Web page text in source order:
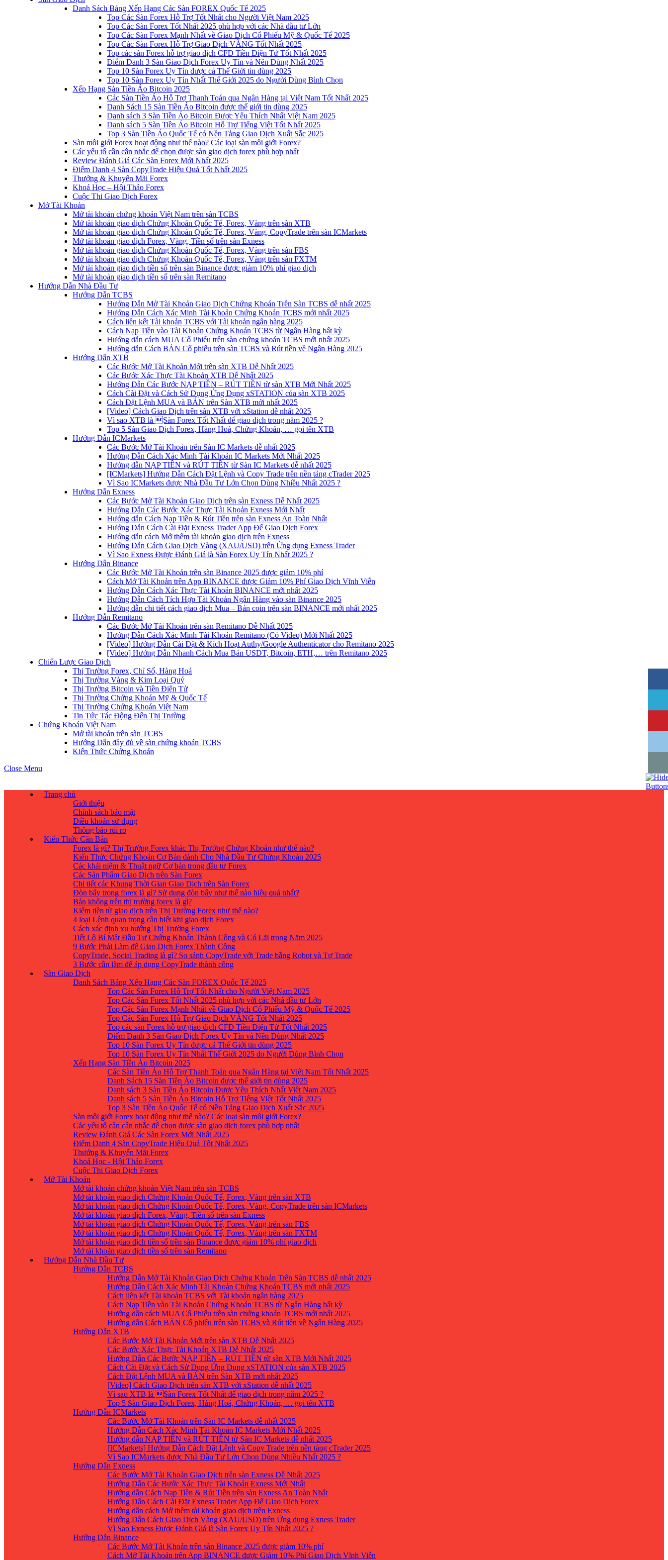
Danh Sách Bảng Xếp Hạng Các Sàn FOREX Quốc Tế 2025
Top Các Sàn Forex Hỗ Trợ Tốt Nhất cho Người Việt Nam 2025
Top Các Sàn Forex Tốt Nhất 2025 phù hợp với các Nhà đầu tư Lớn
Top Các Sàn Forex Mạnh Nhất về Giao Dịch Cổ Phiếu Mỹ & Quốc Tế 2025
Top Các Sàn Forex Hỗ Trợ Giao Dịch VÀNG Tốt Nhất 2025
Top các sàn Forex hỗ trợ giao dịch CFD Tiền Điện Tử Tốt Nhất 2025
Điểm Danh 3 Sàn Giao Dịch Forex Uy Tín và Nên Dùng Nhất 2025
Top 10 Sàn Forex Uy Tín được cả Thế Giới tin dùng 2025
Top 10 Sàn Forex Uy Tín Nhất Thế Giới 2025 do Người Dùng Bình Chọn
Xếp Hạng Sàn Tiền Ảo Bitcoin 2025
Các Sàn Tiền Ảo Hỗ Trợ Thanh Toán qua Ngân Hàng tại Việt Nam Tốt Nhất 2025
Danh Sách 15 Sàn Tiền Ảo Bitcoin được thế giới tin dùng 2025
Danh sách 3 Sàn Tiền Ảo Bitcoin Được Yêu Thích Nhất Việt Nam 2025
Danh sách 5 Sàn Tiền Ảo Bitcoin Hỗ Trợ Tiếng Việt Tốt Nhất 2025
Top 3 Sàn Tiền Ảo Quốc Tế có Nền Tảng Giao Dịch Xuất Sắc 2025
Sàn môi giới Forex hoạt động như thế nào? Các loại sàn môi giới Forex?
Các yếu tố cần cân nhắc để chọn được sàn giao dịch forex phù hợp nhất
Review Đánh Giá Các Sàn Forex Mới Nhất 2025
Điểm Danh 4 Sàn CopyTrade Hiệu Quả Tốt Nhất 2025
Thưởng & Khuyến Mãi Forex
Khoá Học – Hội Thảo Forex
Cuộc Thi Giao Dịch Forex
Mở Tài Khoản
Mở tài khoản chứng khoán Việt Nam trên sàn TCBS
Mở tài khoản giao dịch Chứng Khoán Quốc Tế, Forex, Vàng trên sàn XTB
Mở tài khoản giao dịch Chứng Khoán Quốc Tế, Forex, Vàng, CopyTrade trên sàn ICMarkets
Mở tài khoản giao dịch Forex, Vàng, Tiền số trên sàn Exness
Mở tài khoản giao dịch Chứng Khoán Quốc Tế, Forex, Vàng trên sàn FBS
Mở tài khoản giao dịch Chứng Khoán Quốc Tế, Forex, Vàng trên sàn FXTM
Mở tài khoản giao dịch tiền số trên sàn Binance được giảm 10% phí giao dịch
Mở tài khoản giao dịch tiền số trên sàn Remitano
Hướng Dẫn Nhà Đầu Tư
Hướng Dẫn TCBS
Hướng Dẫn Mở Tài Khoản Giao Dịch Chứng Khoán Trên Sàn TCBS dễ nhất 2025
Hướng Dẫn Cách Xác Minh Tài Khoản Chứng Khoán TCBS mới nhất 2025
Cách liên kết Tài khoản TCBS với Tài khoản ngân hàng 2025
Cách Nạp Tiền vào Tài Khoản Chứng Khoán TCBS từ Ngân Hàng bất kỳ
Hướng dẫn cách MUA Cổ Phiếu trên sàn chứng khoán TCBS mới nhất 2025
Hướng dẫn Cách BÁN Cổ phiếu trên sàn TCBS và Rút tiền về Ngân Hàng 2025
Hướng Dẫn XTB
Các Bước Mở Tài Khoản Mới trên sàn XTB Dễ Nhất 2025
Các Bước Xác Thực Tài Khoản XTB Dễ Nhất 2025
Hướng Dẫn Các Bước NẠP TIỀN – RÚT TIỀN từ sàn XTB Mới Nhất 2025
Cách Cài Đặt và Cách Sử Dụng Ứng Dụng xSTATION của sàn XTB 2025
Cách Đặt Lệnh MUA và BÁN trên Sàn XTB mới nhất 2025
[Video] Cách Giao Dịch trên sàn XTB với xStation dễ nhất 2025
Vì sao XTB là Sàn Forex Tốt Nhất để giao dịch trong năm 2025 ?
Top 5 Sàn Giao Dịch Forex, Hàng Hoá, Chứng Khoán, … gọi tên XTB
Hướng Dẫn ICMarkets
Các Bước Mở Tài Khoản trên Sàn IC Markets dễ nhất 2025
Hướng Dẫn Cách Xác Minh Tài Khoản IC Markets Mới Nhất 2025
Hướng dẫn NẠP TIỀN và RÚT TIỀN từ Sàn IC Markets dễ nhất 2025
[ICMarkets] Hướng Dẫn Cách Đặt Lệnh và Copy Trade trên nền tảng cTrader 2025
Vì Sao ICMarkets được Nhà Đầu Tư Lớn Chọn Dùng Nhiều Nhất 2025 ?
Hướng Dẫn Exness
Các Bước Mở Tài Khoản Giao Dịch trên sàn Exness Dễ Nhất 2025
Hướng Dẫn Các Bước Xác Thực Tài Khoản Exness Mới Nhất
Hướng dẫn Cách Nạp Tiền & Rút Tiền trên sàn Exness An Toàn Nhất
Hướng Dẫn Cách Cài Đặt Exness Trader App Để Giao Dịch Forex
Hướng dẫn cách Mở thêm tài khoản giao dịch trên Exness
Hướng Dẫn Cách Giao Dịch Vàng (XAU/USD) trên Ứng dụng Exness Trader
Vì Sao Exness Được Đánh Giá là Sàn Forex Uy Tín Nhất 2025 ?
Hướng Dẫn Binance
Các Bước Mở Tài Khoản trên sàn Binance 2025 được giảm 10% phí
Cách Mở Tài Khoản trên App BINANCE được Giảm 10% Phí Giao Dịch Vĩnh Viễn
Hướng Dẫn Cách Xác Thực Tài Khoản BINANCE mới nhất 2025
Hướng Dẫn Cách Tích Hợp Tài Khoản Ngân Hàng vào sàn Binance 2025
Hướng dẫn chi tiết cách giao dịch Mua – Bán coin trên sàn BINANCE mới nhất 2025
Hướng Dẫn Remitano
Các Bước Mở Tài Khoản trên sàn Remitano Dễ Nhất 2025
Hướng Dẫn Cách Xác Minh Tài Khoản Remitano (Có Video) Mới Nhất 2025
[Video] Hướng Dẫn Cài Đặt & Kích Hoạt Authy/Google Authenticator cho Remitano 2025
[Video] Hướng Dẫn Nhanh Cách Mua Bán USDT, Bitcoin, ETH,… trên Remitano 2025
Chiến Lược Giao Dịch
Thị Trường Forex, Chỉ Số, Hàng Hoá
Thị Trường Vàng & Kim Loại Quý
Thị Trường Bitcoin và Tiền Điện Tử
Thị Trường Chứng Khoán Mỹ & Quốc Tế
Thị Trường Chứng Khoán Việt Nam
Tin Tức Tác Động Đến Thị Trường
Chứng Khoán Việt Nam
Mở tài khoản trên sàn TCBS
Hướng Dẫn đầy đủ về sàn chứng khoán TCBS
Kiến Thức Chứng Khoán
Close Menu
Trang chủ
Giới thiệu
Chính sách bảo mật
Điều khoản sử dụng
Thông báo rủi ro
Kiến Thức Căn Bản
Forex là gì? Thị Trường Forex khác Thị Trường Chứng Khoán như thế nào?
Kiến Thức Chứng Khoán Cơ Bản dành Cho Nhà Đầu Tư Chứng Khoán 2025
Các khái niệm & Thuật ngữ Cơ bản trong đầu tư Forex
Các Sản Phẩm Giao Dịch trên Sàn Forex
Chi tiết các Khung Thời Gian Giao Dịch trên Sàn Forex
Đòn bẩy trong forex là gì? Sử dụng đòn bẩy như thế nào hiệu quả nhất?
Bán khống trên thị trường forex là gì?
Kiếm tiền từ giao dịch trên Thị Trường Forex như thế nào?
4 loại Lệnh quan trọng cần biết khi giao dịch Forex
Cách xác định xu hướng Thị Trường Forex
Tiết Lộ Bí Mật Đầu Tư Chứng Khoán Thành Công và Có Lãi trong Năm 2025
9 Bước Phải Làm để Giao Dịch Forex Thành Công
CopyTrade, Social Trading là gì? So sánh CopyTrade với Trade bằng Robot và Tự Trade
3 Bước cần làm để áp dụng CopyTrade thành công
Sàn Giao Dịch
Danh Sách Bảng Xếp Hạng Các Sàn FOREX Quốc Tế 2025
Top Các Sàn Forex Hỗ Trợ Tốt Nhất cho Người Việt Nam 2025
Top Các Sàn Forex Tốt Nhất 2025 phù hợp với các Nhà đầu tư Lớn
Top Các Sàn Forex Mạnh Nhất về Giao Dịch Cổ Phiếu Mỹ & Quốc Tế 2025
Top Các Sàn Forex Hỗ Trợ Giao Dịch VÀNG Tốt Nhất 2025
Top các sàn Forex hỗ trợ giao dịch CFD Tiền Điện Tử Tốt Nhất 2025
Điểm Danh 3 Sàn Giao Dịch Forex Uy Tín và Nên Dùng Nhất 2025
Top 10 Sàn Forex Uy Tín được cả Thế Giới tin dùng 2025
Top 10 Sàn Forex Uy Tín Nhất Thế Giới 2025 do Người Dùng Bình Chọn
Xếp Hạng Sàn Tiền Ảo Bitcoin 2025
Các Sàn Tiền Ảo Hỗ Trợ Thanh Toán qua Ngân Hàng tại Việt Nam Tốt Nhất 2025
Danh Sách 15 Sàn Tiền Ảo Bitcoin được thế giới tin dùng 2025
Danh sách 3 Sàn Tiền Ảo Bitcoin Được Yêu Thích Nhất Việt Nam 2025
Danh sách 5 Sàn Tiền Ảo Bitcoin Hỗ Trợ Tiếng Việt Tốt Nhất 2025
Top 3 Sàn Tiền Ảo Quốc Tế có Nền Tảng Giao Dịch Xuất Sắc 2025
Sàn môi giới Forex hoạt động như thế nào? Các loại sàn môi giới Forex?
Các yếu tố cần cân nhắc để chọn được sàn giao dịch forex phù hợp nhất
Review Đánh Giá Các Sàn Forex Mới Nhất 2025
Điểm Danh 4 Sàn CopyTrade Hiệu Quả Tốt Nhất 2025
Thưởng & Khuyến Mãi Forex
Khoá Học - Hội Thảo Forex
Cuộc Thi Giao Dịch Forex
Mở Tài Khoản
Mở tài khoản chứng khoán Việt Nam trên sàn TCBS
Mở tài khoản giao dịch Chứng Khoán Quốc Tế, Forex, Vàng trên sàn XTB
Mở tài khoản giao dịch Chứng Khoán Quốc Tế, Forex, Vàng, CopyTrade trên sàn ICMarkets
Mở tài khoản giao dịch Forex, Vàng, Tiền số trên sàn Exness
Mở tài khoản giao dịch Chứng Khoán Quốc Tế, Forex, Vàng trên sàn FBS
Mở tài khoản giao dịch Chứng Khoán Quốc Tế, Forex, Vàng trên sàn FXTM
Mở tài khoản giao dịch tiền số trên sàn Binance được giảm 10% phí giao dịch
Mở tài khoản giao dịch tiền số trên sàn Remitano
Hướng Dẫn Nhà Đầu Tư
Hướng Dẫn TCBS
Hướng Dẫn Mở Tài Khoản Giao Dịch Chứng Khoán Trên Sàn TCBS dễ nhất 2025
Hướng Dẫn Cách Xác Minh Tài Khoản Chứng Khoán TCBS mới nhất 2025
Cách liên kết Tài khoản TCBS với Tài khoản ngân hàng 2025
Cách Nạp Tiền vào Tài Khoản Chứng Khoán TCBS từ Ngân Hàng bất kỳ
Hướng dẫn cách MUA Cổ Phiếu trên sàn chứng khoán TCBS mới nhất 2025
Hướng dẫn Cách BÁN Cổ phiếu trên sàn TCBS và Rút tiền về Ngân Hàng 2025
Hướng Dẫn XTB
Các Bước Mở Tài Khoản Mới trên sàn XTB Dễ Nhất 2025
Các Bước Xác Thực Tài Khoản XTB Dễ Nhất 2025
Hướng Dẫn Các Bước NẠP TIỀN – RÚT TIỀN từ sàn XTB Mới Nhất 2025
Cách Cài Đặt và Cách Sử Dụng Ứng Dụng xSTATION của sàn XTB 2025
Cách Đặt Lệnh MUA và BÁN trên Sàn XTB mới nhất 2025
[Video] Cách Giao Dịch trên sàn XTB với xStation dễ nhất 2025
Vì sao XTB là Sàn Forex Tốt Nhất để giao dịch trong năm 2025 ?
Top 5 Sàn Giao Dịch Forex, Hàng Hoá, Chứng Khoán, … gọi tên XTB
Hướng Dẫn ICMarkets
Các Bước Mở Tài Khoản trên Sàn IC Markets dễ nhất 2025
Hướng Dẫn Cách Xác Minh Tài Khoản IC Markets Mới Nhất 2025
Hướng dẫn NẠP TIỀN và RÚT TIỀN từ Sàn IC Markets dễ nhất 2025
[ICMarkets] Hướng Dẫn Cách Đặt Lệnh và Copy Trade trên nền tảng cTrader 2025
Vì Sao ICMarkets được Nhà Đầu Tư Lớn Chọn Dùng Nhiều Nhất 2025 ?
Hướng Dẫn Exness
Các Bước Mở Tài Khoản Giao Dịch trên sàn Exness Dễ Nhất 2025
Hướng Dẫn Các Bước Xác Thực Tài Khoản Exness Mới Nhất
Hướng dẫn Cách Nạp Tiền & Rút Tiền trên sàn Exness An Toàn Nhất
Hướng Dẫn Cách Cài Đặt Exness Trader App Để Giao Dịch Forex
Hướng dẫn cách Mở thêm tài khoản giao dịch trên Exness
Hướng Dẫn Cách Giao Dịch Vàng (XAU/USD) trên Ứng dụng Exness Trader
Vì Sao Exness Được Đánh Giá là Sàn Forex Uy Tín Nhất 2025 ?
Hướng Dẫn Binance
Các Bước Mở Tài Khoản trên sàn Binance 2025 được giảm 10% phí
Cách Mở Tài Khoản trên App BINANCE được Giảm 10% Phí Giao Dịch Vĩnh Viễn